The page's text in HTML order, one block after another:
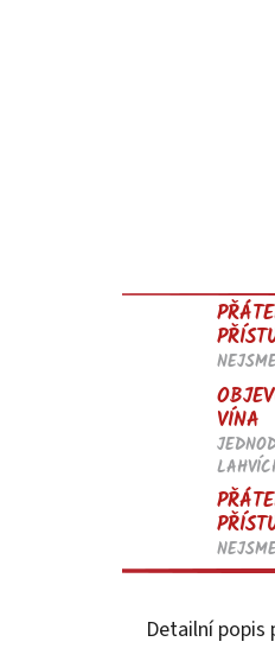
VÍNA
Detailní popis